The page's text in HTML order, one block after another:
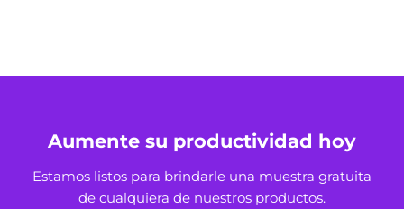
Aumente su productividad hoy
Estamos listos para brindarle una muestra gratuita
de cualquiera de nuestros productos.